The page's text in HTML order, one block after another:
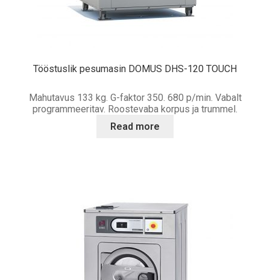
Tööstuslik pesumasin DOMUS DHS-120 TOUCH
Mahutavus 133 kg. G-faktor 350. 680 p/min. Vabalt
programmeeritav. Roostevaba korpus ja trummel.
Read more